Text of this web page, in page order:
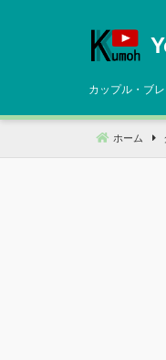
へ
動
カップル・ブ
ホーム